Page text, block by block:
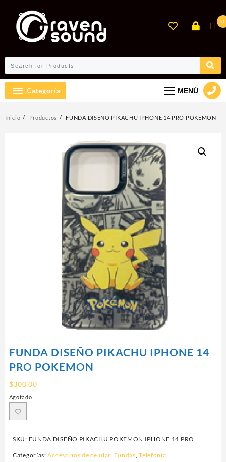
contenido
0
Categoría MENÚ
Inicio Productos FUNDA DISEÑO PIKACHU IPHONE 14 PRO POKEMON
FUNDA DISEÑO PIKACHU IPHONE 14
PRO POKEMON
$300.00
Agotado
SKU: FUNDA DISEÑO PIKACHU POKEMON IPHONE 14 PRO
Categorías:Accesorios de celular, Fundas,Telefonía